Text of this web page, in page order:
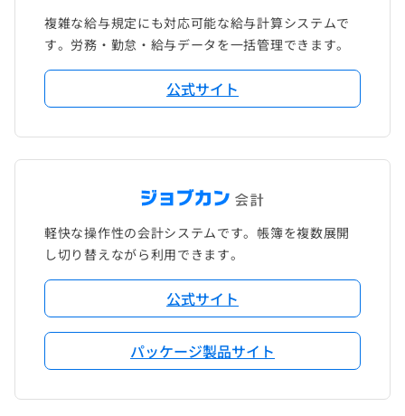
複雑な給与規定にも対応可能な給与計算システムで
す。労務・勤怠・給与データを一括管理できます。
公式サイト
軽快な操作性の会計システムです。帳簿を複数展開
し切り替えながら利用できます。
公式サイト
パッケージ製品サイト